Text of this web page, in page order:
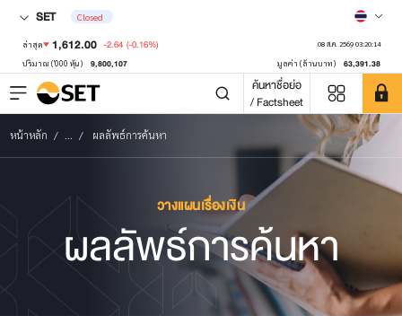
SET Closed
ล่าสุด 1,612.00 -2.64 (-0.16%) 08 ส.ค. 2569 03:20:14
ปริมาณ ('000 หุ้น) 9,800,107 มูลค่า (ล้านบาท) 63,391.38
ค้นหาชื่อย่อ
/ Factsheet
หน้าหลัก ... ผลลัพธ์การค้นหา
วางแผนเรื่องเงิน
ผลลัพธ์การค้นหา